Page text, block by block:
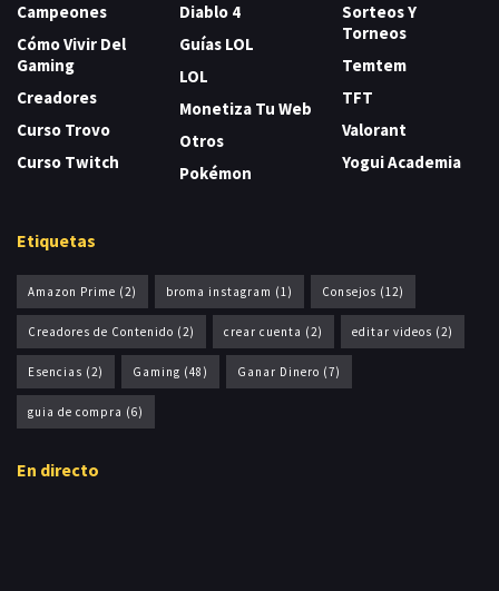
Campeones
Cómo Vivir Del
Gaming
Creadores
Curso Trovo
Curso Twitch
Diablo 4
Guías LOL
LOL
Monetiza Tu Web
Otros
Pokémon
Sorteos Y
Torneos
Temtem
TFT
Valorant
Yogui Academia
Etiquetas
Amazon Prime (2) broma instagram (1) Consejos (12)
Creadores de Contenido (2) crear cuenta (2) editar videos (2)
Esencias (2) Gaming (48) Ganar Dinero (7)
guia de compra (6)
En directo